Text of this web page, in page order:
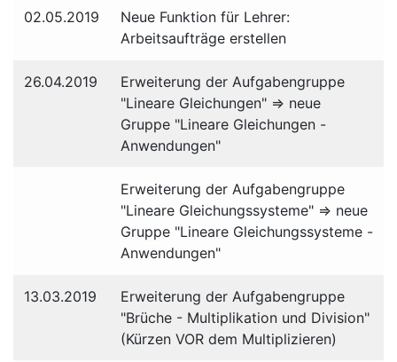
02.05.2019
Neue Funktion für Lehrer:
Arbeitsaufträge erstellen
26.04.2019
Erweiterung der Aufgabengruppe
"Lineare Gleichungen" ⇒ neue
Gruppe "Lineare Gleichungen -
Anwendungen"
Erweiterung der Aufgabengruppe
"Lineare Gleichungssysteme" ⇒ neue
Gruppe "Lineare Gleichungssysteme -
Anwendungen"
13.03.2019
Erweiterung der Aufgabengruppe
"Brüche - Multiplikation und Division"
(Kürzen VOR dem Multiplizieren)